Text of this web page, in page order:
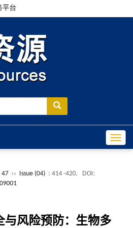
平台
47 ›› Issue (04) : 414 -420.
DOI:
与风险预防：生物多